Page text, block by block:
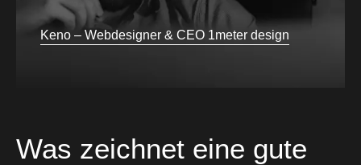
Keno – Webdesigner & CEO 1meter design
Was zeichnet eine gute